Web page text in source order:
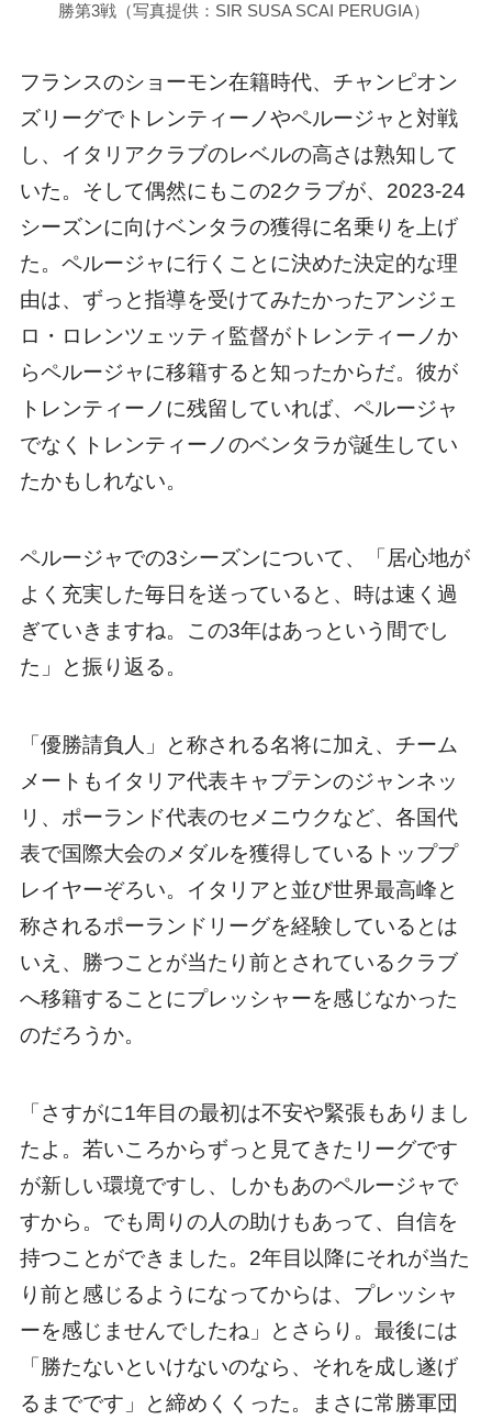
勝第3戦（写真提供：SIR SUSA SCAI PERUGIA）
フランスのショーモン在籍時代、チャンピオン
ズリーグでトレンティーノやペルージャと対戦
し、イタリアクラブのレベルの高さは熟知して
いた。そして偶然にもこの2クラブが、2023-24
シーズンに向けベンタラの獲得に名乗りを上げ
た。ペルージャに行くことに決めた決定的な理
由は、ずっと指導を受けてみたかったアンジェ
ロ・ロレンツェッティ監督がトレンティーノか
らペルージャに移籍すると知ったからだ。彼が
トレンティーノに残留していれば、ペルージャ
でなくトレンティーノのベンタラが誕生してい
たかもしれない。
ペルージャでの3シーズンについて、「居心地が
よく充実した毎日を送っていると、時は速く過
ぎていきますね。この3年はあっという間でし
た」と振り返る。
「優勝請負人」と称される名将に加え、チーム
メートもイタリア代表キャプテンのジャンネッ
リ、ポーランド代表のセメニウクなど、各国代
表で国際大会のメダルを獲得しているトッププ
レイヤーぞろい。イタリアと並び世界最高峰と
称されるポーランドリーグを経験しているとは
いえ、勝つことが当たり前とされているクラブ
へ移籍することにプレッシャーを感じなかった
のだろうか。
「さすがに1年目の最初は不安や緊張もありまし
たよ。若いころからずっと見てきたリーグです
が新しい環境ですし、しかもあのペルージャで
すから。でも周りの人の助けもあって、自信を
持つことができました。2年目以降にそれが当た
り前と感じるようになってからは、プレッシャ
ーを感じませんでしたね」とさらり。最後には
「勝たないといけないのなら、それを成し遂げ
るまでです」と締めくくった。まさに常勝軍団